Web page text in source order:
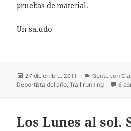
pruebas de material.
Un saludo
Publicado
el
27 diciembre, 2011 Categorías
Gente con
Deportista del año,Trail running 6
Los Lunes al sol.